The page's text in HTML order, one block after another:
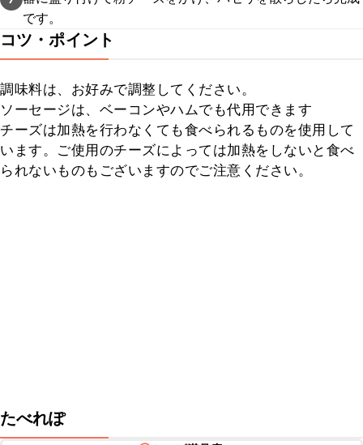
です。
コツ・ポイント
調味料は、お好みで調整してください。
ソーセージは、ベーコンやハムでも代用できます
チーズは加熱を行わなくても食べられるものを使用して
います。ご使用のチーズによっては加熱をしないと食べ
られないものもございますのでご注意ください。
たべれぽ